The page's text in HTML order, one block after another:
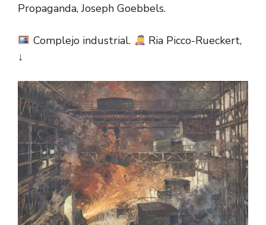
Propaganda, Joseph Goebbels.
Complejo industrial.
Ria Picco-Rueckert,
↓